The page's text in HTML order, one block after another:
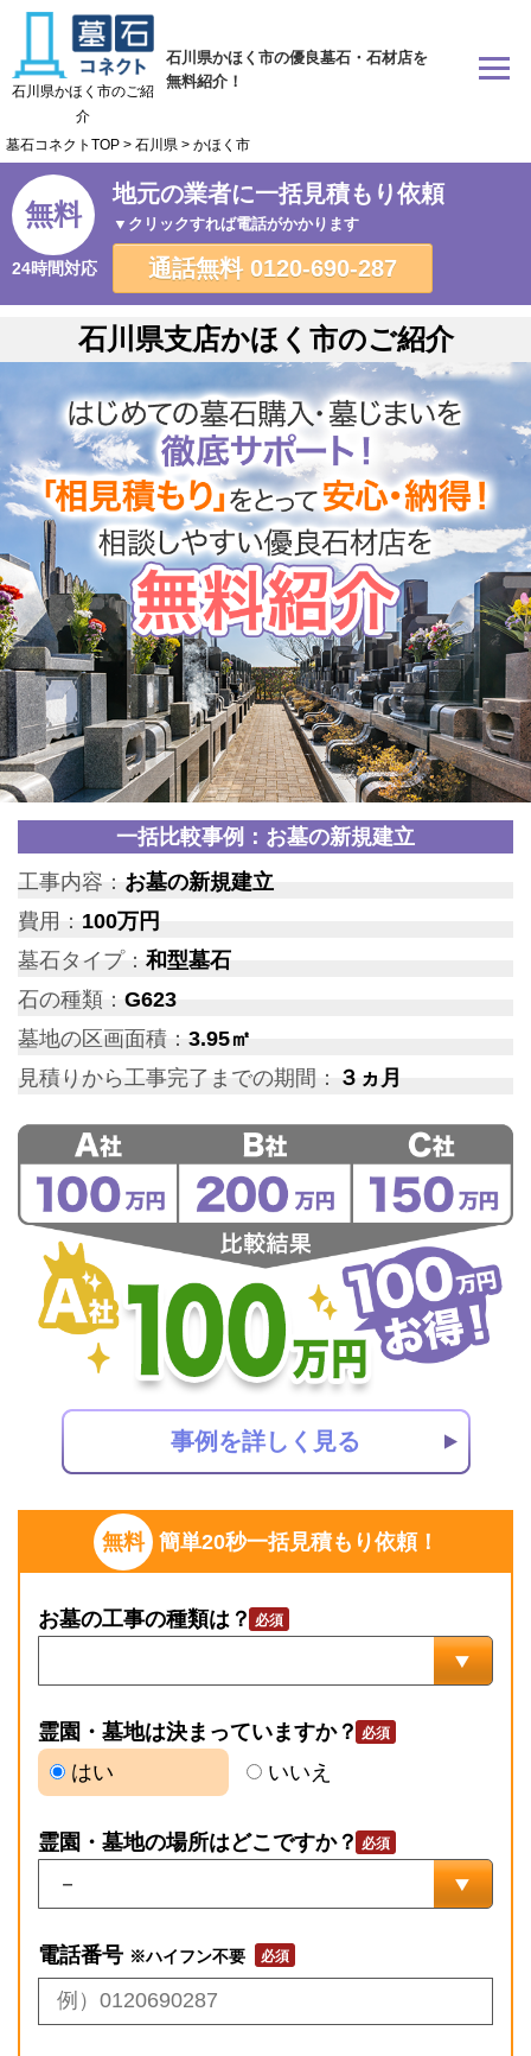
石川県かほく市の優良墓石・石材店を
無料紹介！
石川県かほく市のご紹
介
墓石コネクトTOP > 石川県 > かほく市
無料
24時間対応
地元の業者に一括見積もり依頼
▼クリックすれば電話がかかります
通話無料 0120-690-287
石川県支店かほく市のご紹介
無料 簡単20秒一括見積もり依頼！
お墓の工事の種類は？
霊園・墓地は決まっていますか？
はい
いいえ
霊園・墓地の場所はどこですか？
電話番号 ※ハイフン不要
一括比較事例：お墓の新規建立
工事内容： お墓の新規建立
費用： 100万円
墓石タイプ：和型墓石
石の種類： G623
墓地の区画面積： 3.95㎡
見積りから工事完了までの期間： ３ヵ月
事例を詳しく見る